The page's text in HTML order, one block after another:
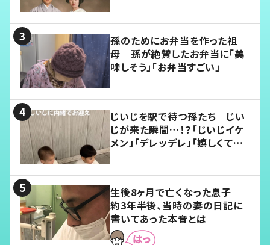
孫のためにお弁当を作った祖
母 孫が絶賛したお弁当に「美
味しそう」「お弁当すごい」
じいじを駅で待つ孫たち じい
じが来た瞬間…！？「じいじイケ
メン」「デレッデレ」「嬉しくて可
生後8ヶ月で亡くなった息子
約3年半後、当時の妻の日記に
書いてあった本音とは